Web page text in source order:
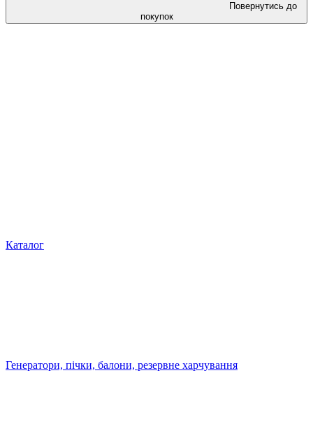
Повернутись до
покупок
Каталог
Генератори, пічки, балони, резервне харчування